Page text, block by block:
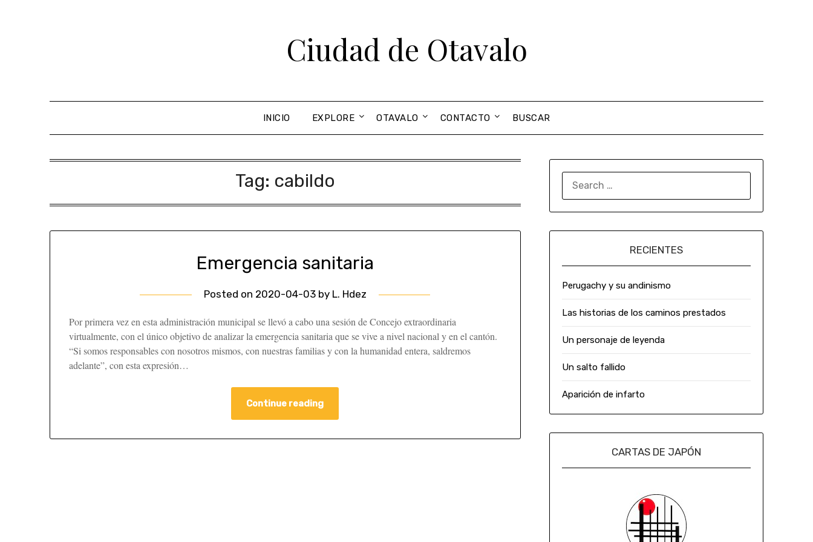
Ciudad de Otavalo
INICIO EXPLORE OTAVALO CONTACTO BUSCAR
Tag: cabildo
Emergencia sanitaria
Posted on 2020-04-03by L. Hdez
Por primera vez en esta administración municipal se llevó a cabo una sesión de Concejo extraordinaria
virtualmente, con el único objetivo de analizar la emergencia sanitaria que se vive a nivel nacional y en el cantón.
“Si somos responsables con nosotros mismos, con nuestras familias y con la humanidad entera, saldremos
adelante”, con esta expresión…
Continue reading
RECIENTES
Perugachy y su andinismo
Las historias de los caminos prestados
Un personaje de leyenda
Un salto fallido
Aparición de infarto
CARTAS DE JAPÓN